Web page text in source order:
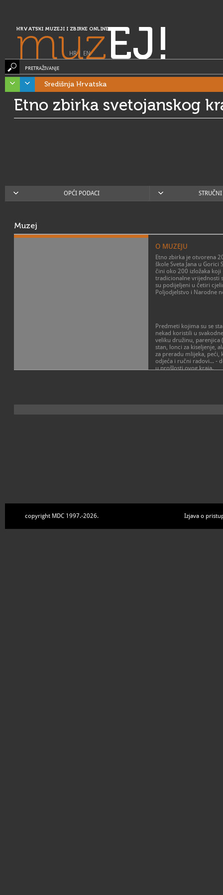
HRVATSKI MUZEJI I ZBIRKE ONLINE
muzEJ!
HR| EN
PRETRAŽIVANJE
Središnja Hrvatska
Etno zbirka svetojanskog
OPĆI PODACI
Muzej
O MUZEJU
Etno zbirka je otvorena
škole Sveta Jana u Gorici
čini oko 200 izložaka
tradicionalne vrijednosti
su podijeljeni u četiri
Poljodjelstvo i Narodne
Predmeti kojima su se
nekad koristili u
veliku družinu, parenjica
stan, lonci za kiseljenje,
za preradu mlijeka, peći,
odjeća i ručni radovi... -
u prošlosti ovog kraja.
potom bačve i drugi
copyright MDC 1997.-2026. Izjava o